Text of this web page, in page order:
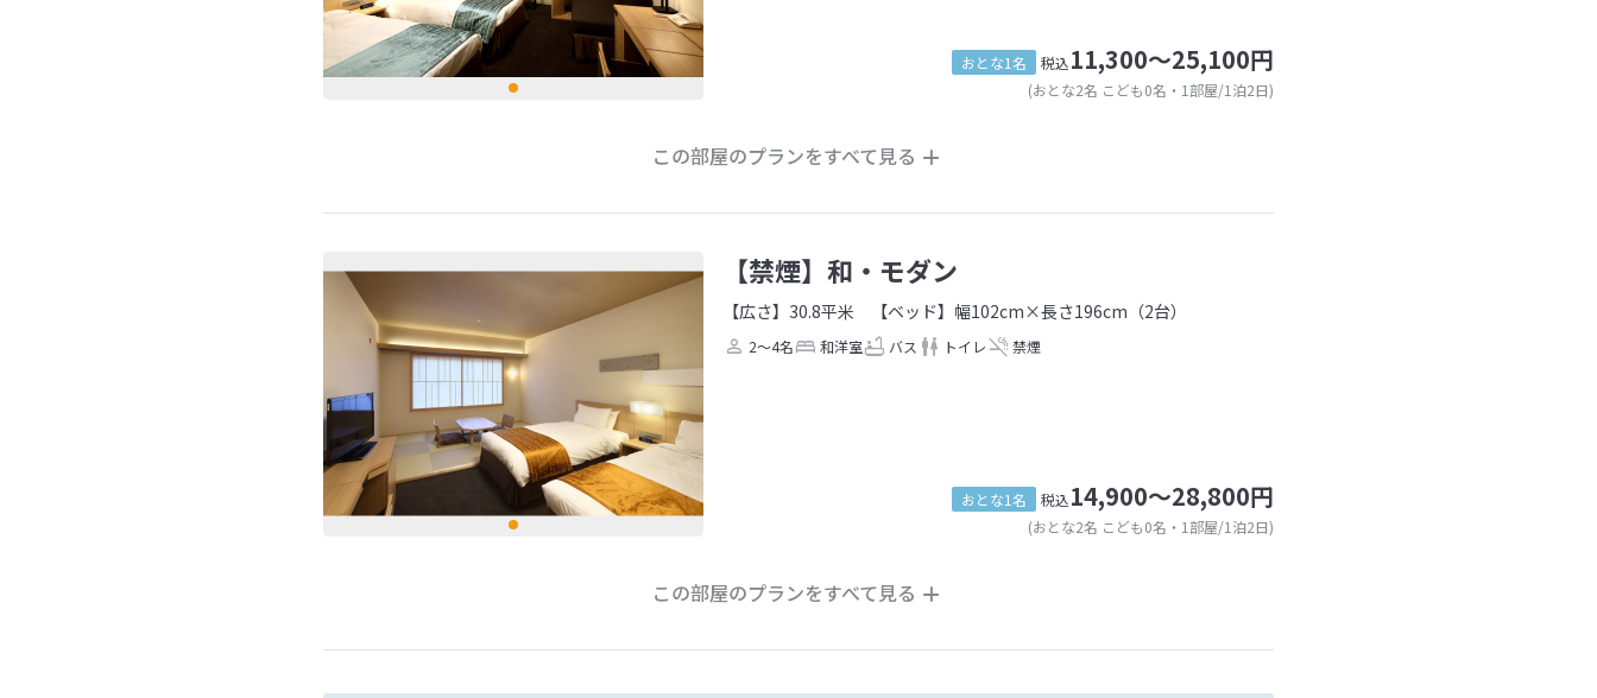
おとな1名 税込11,300～25,100円
(おとな2名 こども0名・1部屋/1泊2日)
この部屋のプランをすべて見る
【禁煙】和・モダン
【広さ】30.8平米 【ベッド】幅102cm×長さ196cm（2台）
2～4名 和洋室 バス トイレ 禁煙
おとな1名 税込14,900～28,800円
(おとな2名 こども0名・1部屋/1泊2日)
この部屋のプランをすべて見る